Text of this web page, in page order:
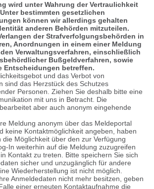
wird unter Wahrung der Vertraulichkeit
bestimmten gesetzlichen
können wir allerdings gehalten
anderen Behörden mitzuteilen.
der Strafverfolgungsbehörden in
Anordnungen in einem einer Meldung
Verwaltungsverfahren, einschließlich
Bußgeldverfahren, sowie
Entscheidungen betreffen.
und das Verbot von
sind das Herzstück des Schutzes
Personen. Ziehen Sie deshalb bitte eine
mit uns in Betracht. Die
aber auch anonym eingehende
Meldung anonym über das Meldeportal
keine Kontaktmöglichkeit angeben, haben
die Möglichkeit über den zur Verfügung
In weiterhin auf die Meldung zuzugreifen
Kontakt zu treten. Bitte speichern Sie sich
sicher und unzugänglich für andere
Wiederherstellung ist nicht möglich.
Anmeldedaten nicht mehr besitzen, geben
einer erneuten Kontaktaufnahme die